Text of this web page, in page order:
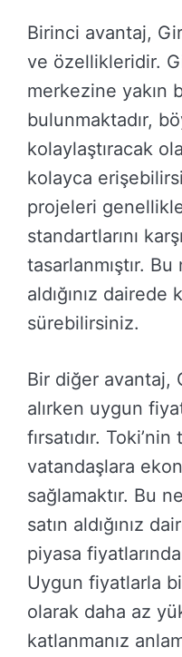
Birinci avantaj,
ve özellikleridir.
merkezine yakın
bulunmaktadır,
kolaylaştıracak
kolayca
projeleri
standartlarını
tasarlanmıştır.
aldığınız
sürebilirsiniz.
Bir diğer avantaj,
alırken uygun
fırsatıdır.
vatandaşlara
sağlamaktır. Bu
satın aldığınız
piyasa
Uygun fiyatlarla
olarak daha az
katlanmanız